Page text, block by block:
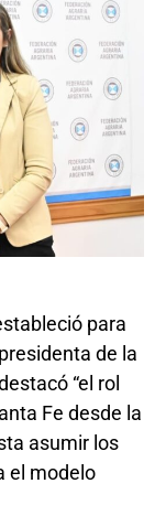
para
de la
“el rol
Fe desde la
asumir los
el modelo